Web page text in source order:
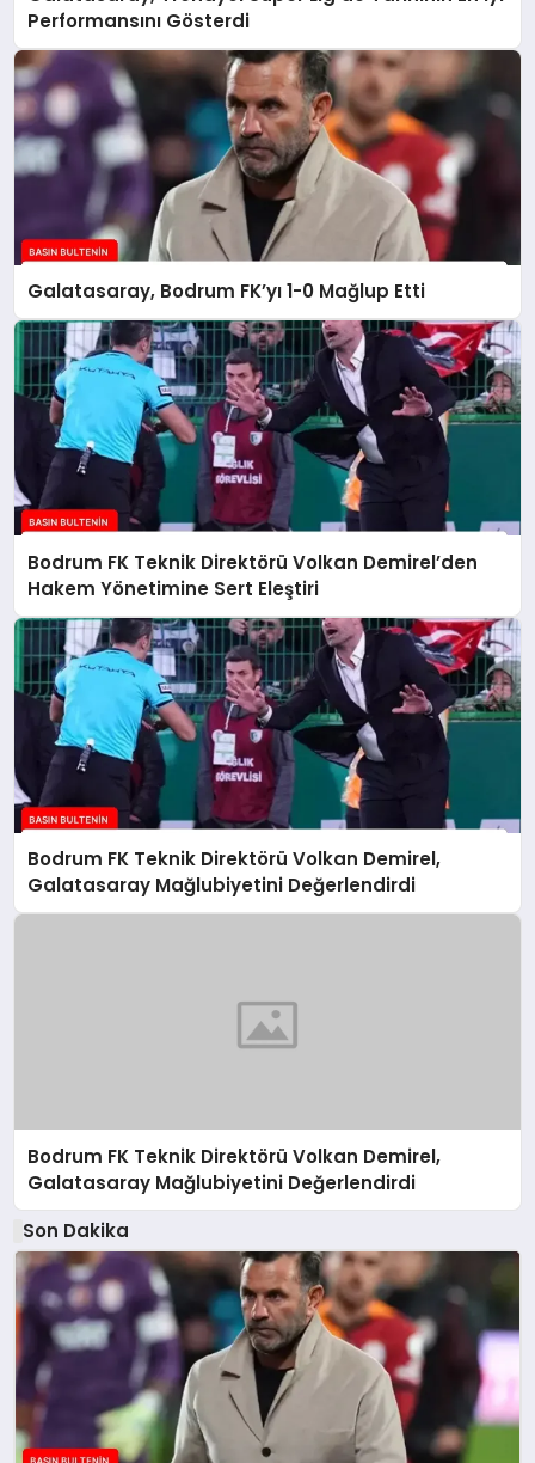
Performansını Gösterdi
Galatasaray, Bodrum FK’yı 1-0 Mağlup Etti
Bodrum FK Teknik Direktörü Volkan Demirel’den
Hakem Yönetimine Sert Eleştiri
Bodrum FK Teknik Direktörü Volkan Demirel,
Galatasaray Mağlubiyetini Değerlendirdi
Bodrum FK Teknik Direktörü Volkan Demirel,
Galatasaray Mağlubiyetini Değerlendirdi
Son Dakika